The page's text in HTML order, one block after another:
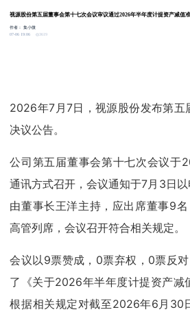
视源股份第五届董事会第十七次会议审议通过2026年半年度计提资产减值
作者：集小微
07-06 19:06
3619
2026年7月7日，视源股份发布第五
决议公告。
公司第五届董事会第十七次会议于
通讯方式召开，会议通知于7月3日以
由董事长王洋主持，应出席董事9
高管列席，会议召开符合相关规定。
会议以9票赞成，0票弃权，0票反
了《关于2026年半年度计提资产减
根据相关规定对截至2026年6月30